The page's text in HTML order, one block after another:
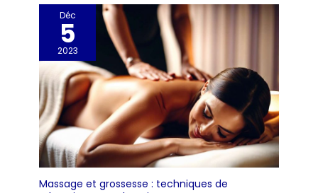
empêche les fuites et
garde le contenu frais
et propre. Design à
fermeture rapide : La
conception à
verrouillage pivotant
permet une ouverture
et une fermeture
rapides. Pour ouvrir les
bouteilles avec
fermeture à bascule,
haut et pour la fermer,
Déc
5
2023
Massage et grossesse : techniques de